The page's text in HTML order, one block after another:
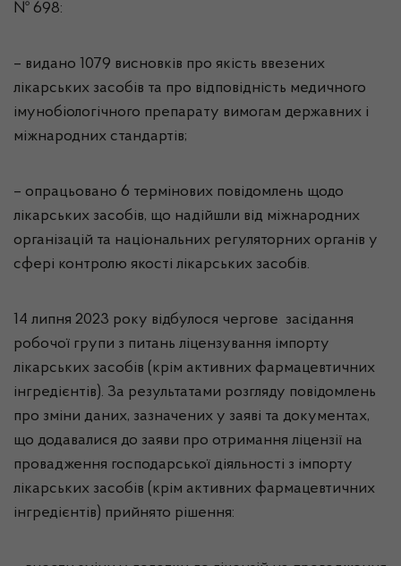
№ 698:
– видано 1079 висновків про якість ввезених
лікарських засобів та про відповідність медичного
імунобіологічного препарату вимогам державних і
міжнародних стандартів;
– опрацьовано 6 термінових повідомлень щодо
лікарських засобів, що надійшли від міжнародних
організацій та національних регуляторних органів у
сфері контролю якості лікарських засобів.
14 липня 2023 року відбулося чергове засідання
робочої групи з питань ліцензування імпорту
лікарських засобів (крім активних фармацевтичних
інгредієнтів). За результатами розгляду повідомлень
про зміни даних, зазначених у заяві та документах,
що додавалися до заяви про отримання ліцензії на
провадження господарської діяльності з імпорту
лікарських засобів (крім активних фармацевтичних
інгредієнтів) прийнято рішення: